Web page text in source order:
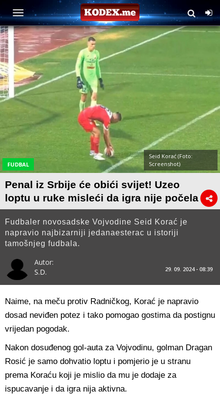
FUDBAL
Seid Korać (Foto:
Screenshot)
Penal iz Srbije će obići svijet! Uzeo
loptu u ruke misleći da igra nije počela
Fudbaler novosadske Vojvodine Seid Korać je
napravio najbizarniji jedanaesterac u istoriji
tamošnjeg fudbala.
Autor:
S.D.
29. 09. 2024 - 08:39
Naime, na meču protiv Radničkog, Korać je napravio
dosad neviđen potez i tako pomogao gostima da postignu
vrijedan pogodak.
Nakon dosuđenog gol-auta za Vojvodinu, golman Dragan
Rosić je samo dohvatio loptu i pomjerio je u stranu
prema Koraću koji je mislio da mu je dodaje za
ispucavanje i da igra nija aktivna.